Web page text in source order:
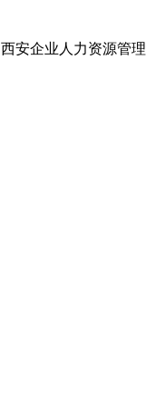
西安企业人力资源管